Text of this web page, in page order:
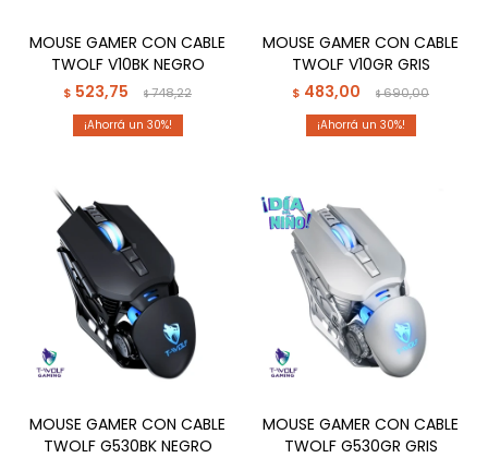
MOUSE GAMER CON CABLE
TWOLF V10BK NEGRO
$ 523,75 $748,22
30
MOUSE GAMER CON CABLE
TWOLF V10GR GRIS
$ 483,00 $690,00
30
MOUSE GAMER CON CABLE
TWOLF G530BK NEGRO
MOUSE GAMER CON CABLE
TWOLF G530GR GRIS